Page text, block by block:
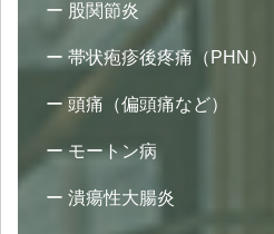
股関節炎
帯状疱疹後疼痛（PHN）
頭痛（偏頭痛など）
モートン病
潰瘍性大腸炎